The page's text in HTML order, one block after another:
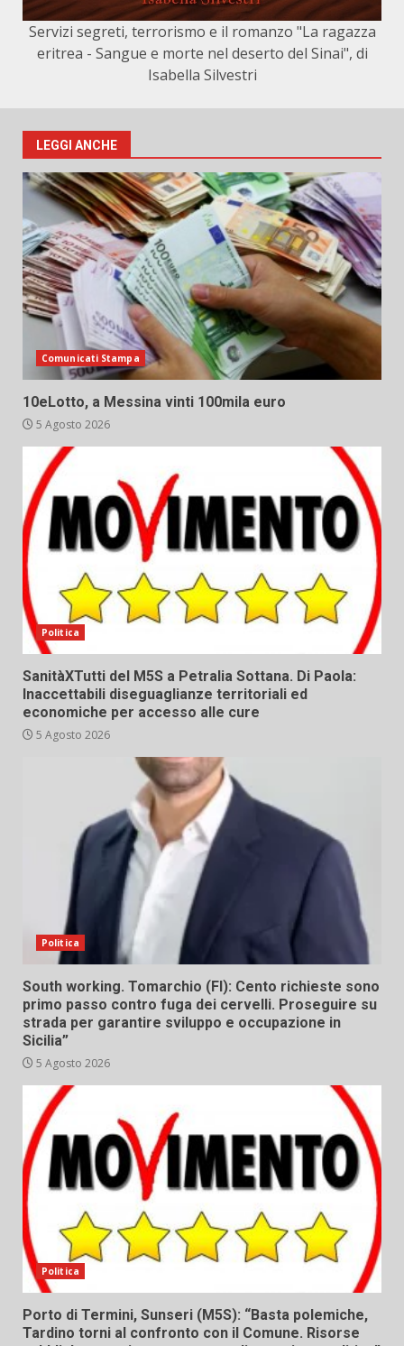
Servizi segreti, terrorismo e il romanzo "La ragazza
eritrea - Sangue e morte nel deserto del Sinai", di
Isabella Silvestri
LEGGI ANCHE
Comunicati Stampa
10eLotto, a Messina vinti 100mila euro
5 Agosto 2026
Politica
SanitàXTutti del M5S a Petralia Sottana. Di Paola:
Inaccettabili diseguaglianze territoriali ed
economiche per accesso alle cure
5 Agosto 2026
Politica
South working. Tomarchio (FI): Cento richieste sono
primo passo contro fuga dei cervelli. Proseguire su
strada per garantire sviluppo e occupazione in
Sicilia”
5 Agosto 2026
Politica
Porto di Termini, Sunseri (M5S): “Basta polemiche,
Tardino torni al confronto con il Comune. Risorse